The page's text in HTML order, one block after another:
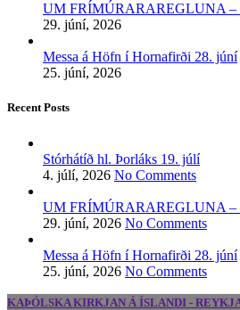
UM FRÍMÚRARAREGLUNA –
29. júní, 2026
Messa á Höfn í Hornafirði 28. júní
25. júní, 2026
Recent Posts
Stórhátíð hl. Þorláks 19. júlí
4. júlí, 2026 No Comments
UM FRÍMÚRARAREGLUNA –
29. júní, 2026 No Comments
Messa á Höfn í Hornafirði 28. júní
25. júní, 2026 No Comments
KAÞÓLSKA KIRKJAN Á ÍSLANDI -